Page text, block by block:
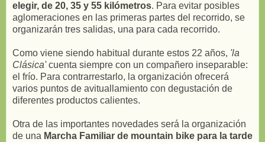
elegir, de 20, 35 y 55 kilómetros. Para evitar posibles
aglomeraciones en las primeras partes del recorrido, se
organizarán tres salidas, una para cada recorrido.
Como viene siendo habitual durante estos 22 años, 'la
Clásica'cuenta siempre con un compañero inseparable:
el frío. Para contrarrestarlo, la organización ofrecerá
varios puntos de avituallamiento con degustación de
diferentes productos calientes.
Otra de las importantes novedades será la organización
de una Marcha Familiar de mountain bike para la tarde